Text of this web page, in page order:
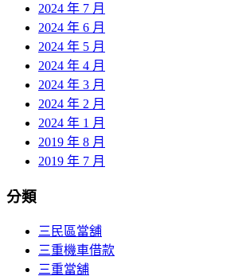
2024 年 7 月
2024 年 6 月
2024 年 5 月
2024 年 4 月
2024 年 3 月
2024 年 2 月
2024 年 1 月
2019 年 8 月
2019 年 7 月
分類
三民區當舖
三重機車借款
三重當舖